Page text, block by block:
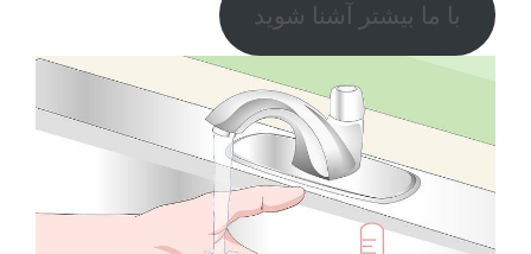
با ما بیشتر آشنا شوید